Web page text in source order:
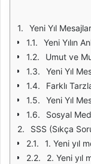
Yeni Yıl
Yeni Yılın
Umut ve
Yeni Yıl
Farklı
Yeni Yıl
Sosyal
SSS (Sıkça
1. Yeni yıl
2. Yeni yıl